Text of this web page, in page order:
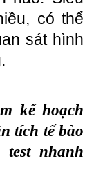
có thể
sát hình
kế hoạch
tích tế bào
test nhanh